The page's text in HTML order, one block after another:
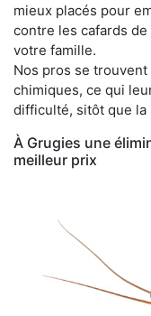
mieux placés pour
contre les cafards
votre famille.
Nos pros se
chimiques, ce qui
difficulté, sitôt que la
À Grugies une
meilleur prix